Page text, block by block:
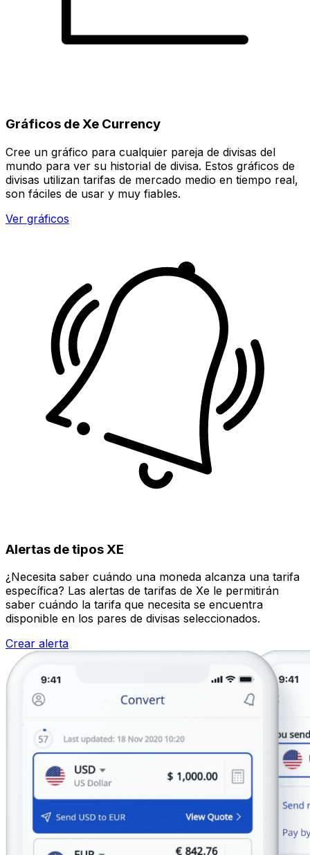
Gráficos de Xe Currency
Cree un gráfico para cualquier pareja de divisas del
mundo para ver su historial de divisa. Estos gráficos de
divisas utilizan tarifas de mercado medio en tiempo real,
son fáciles de usar y muy fiables.
Ver gráficos
Alertas de tipos XE
¿Necesita saber cuándo una moneda alcanza una tarifa
específica? Las alertas de tarifas de Xe le permitirán
saber cuándo la tarifa que necesita se encuentra
disponible en los pares de divisas seleccionados.
Crear alerta